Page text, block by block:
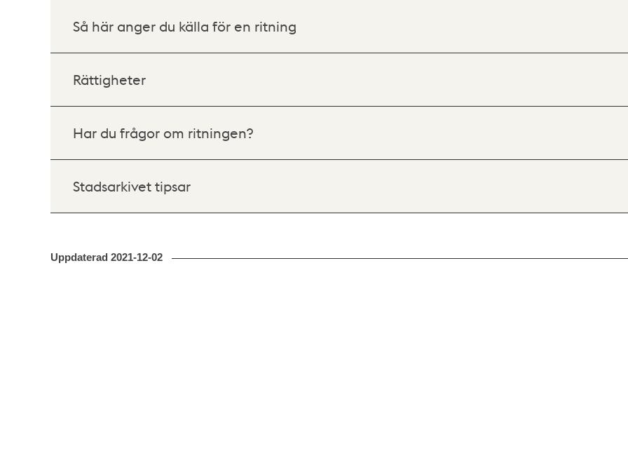
Så här anger du källa för en ritning
Rättigheter
Har du frågor om ritningen?
Stadsarkivet tipsar
Uppdaterad 2021-12-02